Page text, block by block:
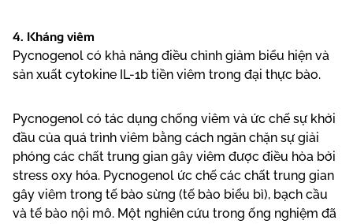
4. Kháng viêm
Pycnogenol có khả năng điều chỉnh giảm biểu hiện và
sản xuất cytokine IL-1b tiền viêm trong đại thực bào.
Pycnogenol có tác dụng chống viêm và ức chế sự khởi
đầu của quá trình viêm bằng cách ngăn chặn sự giải
phóng các chất trung gian gây viêm được điều hòa bởi
stress oxy hóa. Pycnogenol ức chế các chất trung gian
gây viêm trong tế bào sừng (tế bào biểu bì), bạch cầu
và tế bào nội mô. Một nghiên cứu trong ống nghiệm đã